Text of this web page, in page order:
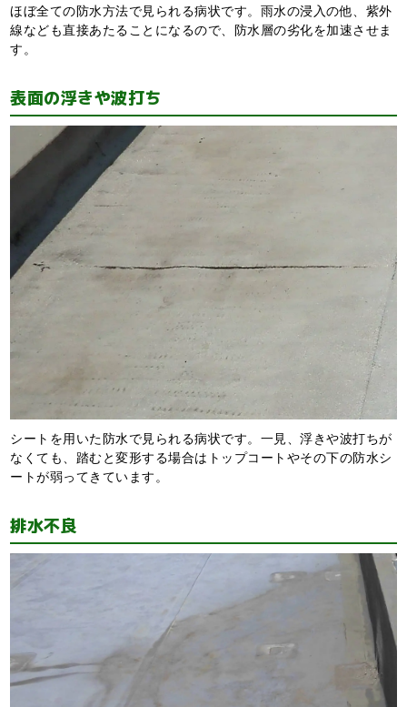
ほぼ全ての防水方法で見られる病状です。雨水の浸入の他、紫外
線なども直接あたることになるので、防水層の劣化を加速させま
す。
表面の浮きや波打ち
シートを用いた防水で見られる病状です。一見、浮きや波打ちが
なくても、踏むと変形する場合はトップコートやその下の防水シ
ートが弱ってきています。
排水不良